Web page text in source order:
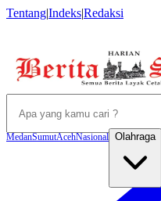
Tentang|Indeks|Redaksi
MedanSumutAcehNasional Olahraga